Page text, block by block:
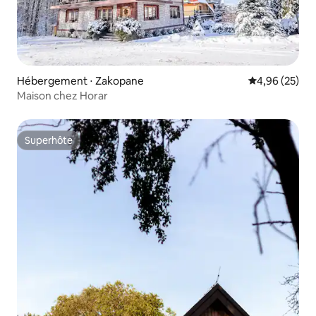
Hébergement ⋅ Zakopane Évaluation
4,96 (25)
Maison chez Horar
Superhôte
Superhôte